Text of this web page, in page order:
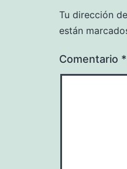
Tu dirección
están
Comentario *